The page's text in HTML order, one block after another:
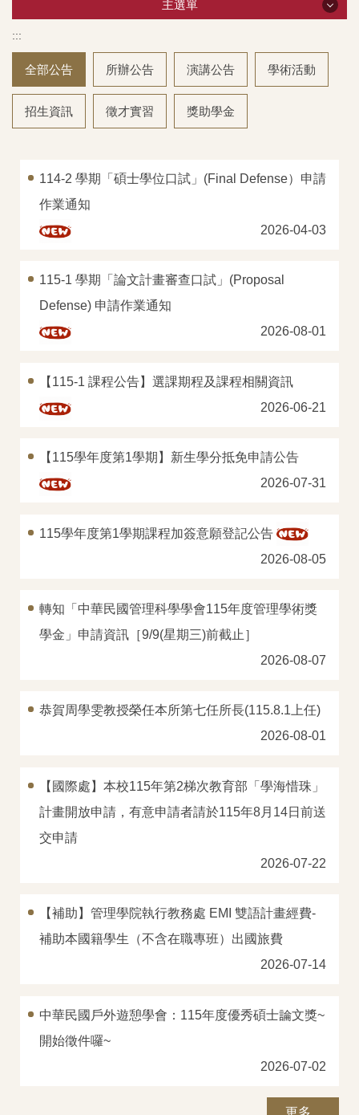
主選單
影音專區
本所簡介
碩士班
碩專班
課程資訊
論文計畫審查口試
招生資訊
學分班
表單下載
校友專區
FAQs
:::
全部公告 所辦公告 演講公告 學術活動
招生資訊 徵才實習 獎助學金
114-2 學期「碩士學位口試」(Final Defense）申請
作業通知
2026-04-03
115-1 學期「論文計畫審查口試」(Proposal
Defense) 申請作業通知
2026-08-01
【115-1 課程公告】選課期程及課程相關資訊
2026-06-21
【115學年度第1學期】新生學分抵免申請公告
2026-07-31
115學年度第1學期課程加簽意願登記公告
2026-08-05
轉知「中華民國管理科學學會115年度管理學術獎
學金」申請資訊［9/9(星期三)前截止］
2026-08-07
恭賀周學雯教授榮任本所第七任所長(115.8.1上任)
2026-08-01
【國際處】本校115年第2梯次教育部「學海惜珠」
計畫開放申請，有意申請者請於115年8月14日前送
交申請
2026-07-22
【補助】管理學院執行教務處 EMI 雙語計畫經費-
補助本國籍學生（不含在職專班）出國旅費
2026-07-14
中華民國戶外遊憩學會：115年度優秀碩士論文獎~
開始徵件囉~
2026-07-02
更多...